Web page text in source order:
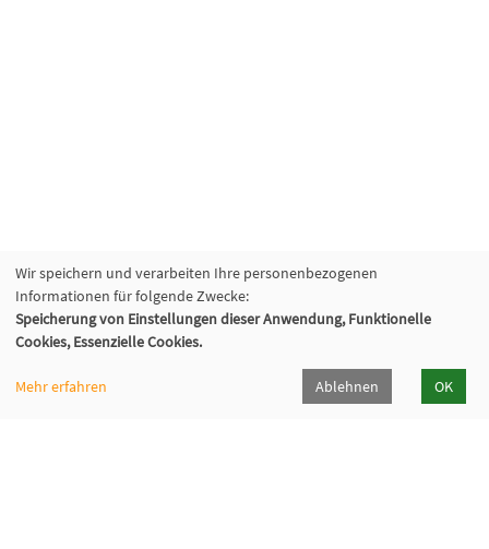
Wir speichern und verarbeiten Ihre personenbezogenen
Informationen für folgende Zwecke:
Speicherung von Einstellungen dieser Anwendung, Funktionelle
Cookies, Essenzielle Cookies.
Mehr erfahren Ablehnen OK